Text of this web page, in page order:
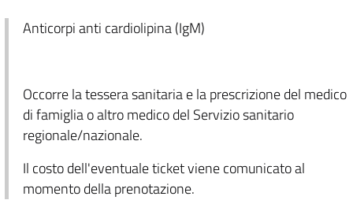
Anticorpi anti cardiolipina (IgM)
Occorre la tessera sanitaria e la prescrizione del medico
di famiglia o altro medico del Servizio sanitario
regionale/nazionale.
Il costo dell'eventuale ticket viene comunicato al
momento della prenotazione.